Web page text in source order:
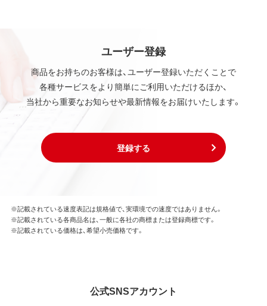
ユーザー登録
商品をお持ちのお客様は、ユーザー登録いただくことで
各種サービスをより簡単にご利用いただけるほか、
当社から重要なお知らせや最新情報をお届けいたします。
登録する
※記載されている速度表記は規格値で、実環境での速度ではありません。
※記載されている各商品名は、一般に各社の商標または登録商標です。
※記載されている価格は、希望小売価格です。
公式SNSアカウント